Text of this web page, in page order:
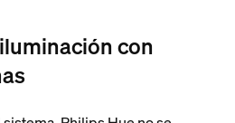
con